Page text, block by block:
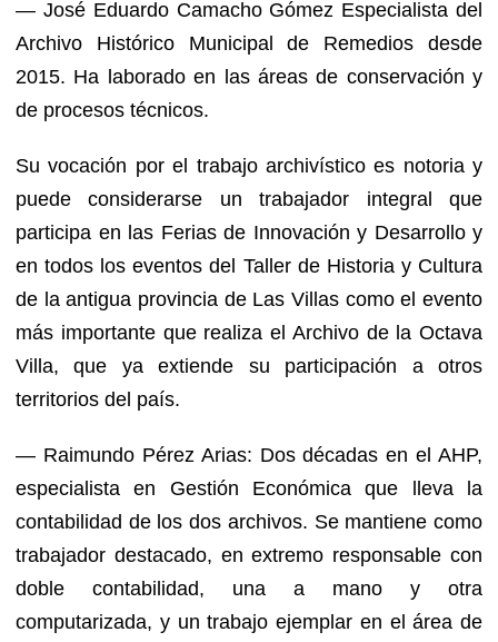
— José Eduardo Camacho Gómez Especialista del
Archivo Histórico Municipal de Remedios desde
2015. Ha laborado en las áreas de conservación y
de procesos técnicos.
Su vocación por el trabajo archivístico es notoria y
puede considerarse un trabajador integral que
participa en las Ferias de Innovación y Desarrollo y
en todos los eventos del Taller de Historia y Cultura
de la antigua provincia de Las Villas como el evento
más importante que realiza el Archivo de la Octava
Villa, que ya extiende su participación a otros
territorios del país.
— Raimundo Pérez Arias: Dos décadas en el AHP,
especialista en Gestión Económica que lleva la
contabilidad de los dos archivos. Se mantiene como
trabajador destacado, en extremo responsable con
doble contabilidad, una a mano y otra
computarizada, y un trabajo ejemplar en el área de